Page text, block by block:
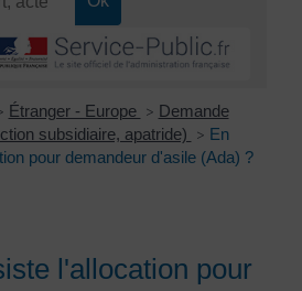
Étranger - Europe >
Demande
subsidiaire, apatride)
> En
pour demandeur d'asile (Ada) ?
l'allocation pour